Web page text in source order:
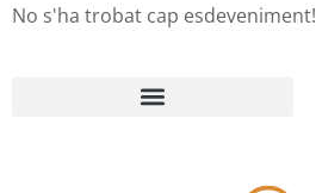
No s'ha trobat cap esdeveniment!